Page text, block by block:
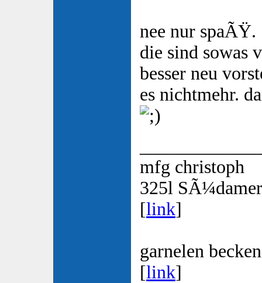
nee nur spaÃŸ.
die sind sowas
besser neu
es nichtmehr.
mfg christoph
325l
[link]
garnelen becken
[link]